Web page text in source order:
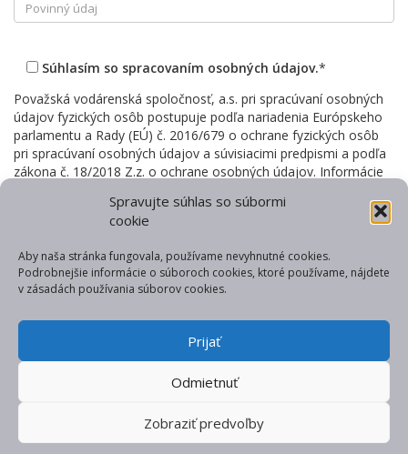
Spravujte súhlas so súbormi
cookie
Aby naša stránka fungovala, používame nevyhnutné cookies.
Podrobnejšie informácie o súboroch cookies, ktoré používame, nájdete
v zásadách používania súborov cookies.
Prijať
Odmietnuť
Zobraziť predvoľby
Súhlasím so spracovaním osobných údajov.*
Považská vodárenská spoločnosť, a.s. pri spracúvaní osobných
údajov fyzických osôb postupuje podľa nariadenia Európskeho
parlamentu a Rady (EÚ) č. 2016/679 o ochrane fyzických osôb
pri spracúvaní osobných údajov a súvisiacimi predpismi a podľa
zákona č. 18/2018 Z.z. o ochrane osobných údajov. Informácie
webovom sídle prevádzkovateľahttps://www.povs.sk/
Vytlačiť
© Považská vodárenská spoločnosť, a.s.
web od gfxpulse